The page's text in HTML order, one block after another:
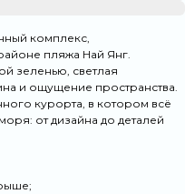
комплекс,
пляжа Най Янг.
зеленью, светлая
и ощущение пространства.
курорта, в котором всё
от дизайна до деталей